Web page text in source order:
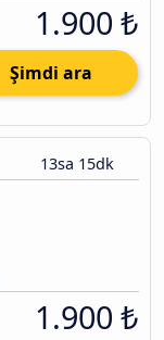
1.900 ₺
Şimdi ara
13sa 15dk
1.900 ₺